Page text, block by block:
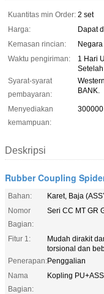
Kuantitas min Order: 2 set
Harga:
Dapat
Kemasan rincian:
Waktu pengiriman:
1 Hari
Syarat-syarat
pembayaran:
BANK.
Menyediakan
kemampuan:
Deskripsi
Rubber Coupling
Bahan:
Karet, Baja
Nomor
Bagian:
Seri CC MT GR
Fitur 1:
Mudah dirakit
torsional dan
Penerapan:Penggalian
Nama
Bagian:
Kopling